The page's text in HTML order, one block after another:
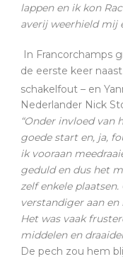
lappen en ik kon
averij weerhield mij
In Francorchamps
de eerste keer
schakelfout – en
Nederlander Nick
“Onder invloed van
goede start en, ja,
ik vooraan
geduld en dus het
zelf enkele
verstandiger aan
Het was vaak
middelen en
De pech zou hem